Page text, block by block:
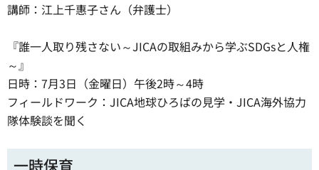
講師：江上千惠子さん（弁護士）
『誰一人取り残さない～JICAの取組みから学ぶSDGsと人権
～』
日時：7月3日（金曜日）午後2時～4時
フィールドワーク：JICA地球ひろばの見学・JICA海外協力
隊体験談を聞く
一時保育